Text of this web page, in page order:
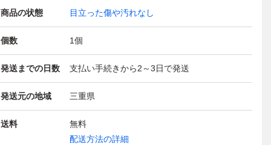
商品の状態 目立った傷や汚れなし
個数 1個
発送までの日数 支払い手続きから2～3日で発送
発送元の地域 三重県
送料
無料
配送方法の詳細